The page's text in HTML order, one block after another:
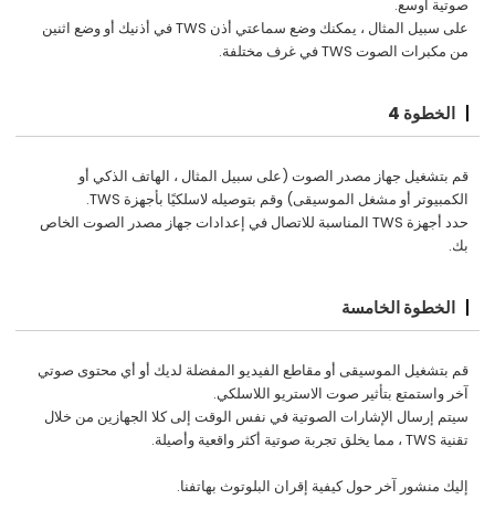
صوتية أوسع.
على سبيل المثال ، يمكنك وضع سماعتي أذن TWS في أذنيك أو وضع اثنين
من مكبرات الصوت TWS في غرف مختلفة.
الخطوة 4
قم بتشغيل جهاز مصدر الصوت (على سبيل المثال ، الهاتف الذكي أو
الكمبيوتر أو مشغل الموسيقى) وقم بتوصيله لاسلكيًا بأجهزة TWS.
حدد أجهزة TWS المناسبة للاتصال في إعدادات جهاز مصدر الصوت الخاص
بك.
الخطوة الخامسة
قم بتشغيل الموسيقى أو مقاطع الفيديو المفضلة لديك أو أي محتوى صوتي
آخر واستمتع بتأثير صوت الاستريو اللاسلكي.
سيتم إرسال الإشارات الصوتية في نفس الوقت إلى كلا الجهازين من خلال
تقنية TWS ، مما يخلق تجربة صوتية أكثر واقعية وأصيلة.
إليك منشور آخر حول كيفية إقران البلوتوث بهاتفنا.